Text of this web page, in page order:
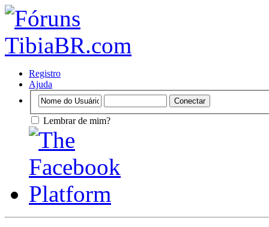
Registro
Ajuda
Lembrar de mim?